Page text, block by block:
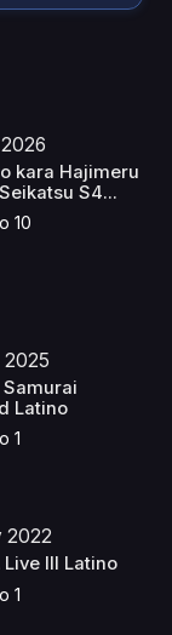
kara Hajimeru
S4...
10
2025
Samurai
Latino
1
2022
Live III Latino
1